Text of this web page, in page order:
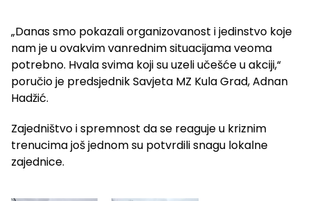
„Danas smo pokazali organizovanost i jedinstvo koje
nam je u ovakvim vanrednim situacijama veoma
potrebno. Hvala svima koji su uzeli učešće u akciji,“
poručio je predsjednik Savjeta MZ Kula Grad, Adnan
Hadžić.
Zajedništvo i spremnost da se reaguje u kriznim
trenucima još jednom su potvrdili snagu lokalne
zajednice.